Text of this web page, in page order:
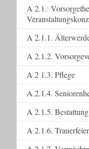
A 2.1.:
A 2.1.1.
A 2.1.2.
A 2 1.3. Pflege
A.2.1.4.
A 2.1.5. Bestattung
A 2.1.6. Trauerfeier